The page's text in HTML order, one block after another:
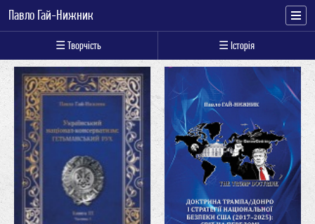
Павло Гай-Нижник
☰ Творчість ☰ Історія